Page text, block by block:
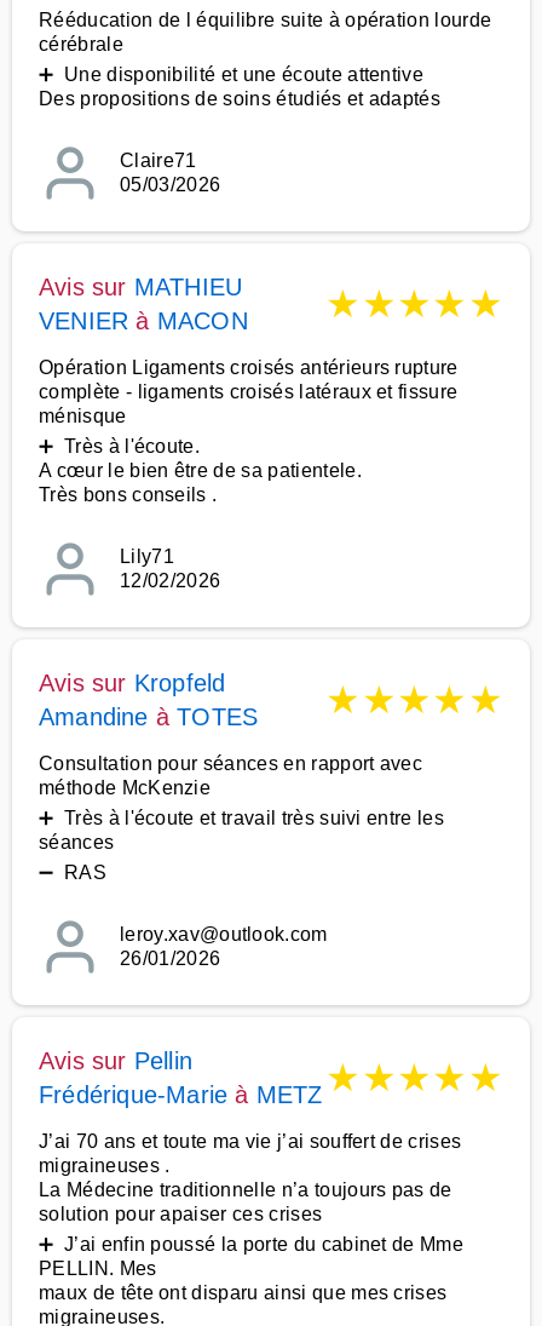
Rééducation de l équilibre suite à opération lourde
cérébrale
➕ Une disponibilité et une écoute attentive
Des propositions de soins étudiés et adaptés
Claire71
05/03/2026
Avis sur MATHIEU
VENIER à MACON ★★★★★
Opération Ligaments croisés antérieurs rupture
complète - ligaments croisés latéraux et fissure
ménisque
➕ Très à l'écoute.
A cœur le bien être de sa patientele.
Très bons conseils .
Lily71
12/02/2026
Avis sur Kropfeld
Amandine àTOTES ★★★★★
Consultation pour séances en rapport avec
méthode McKenzie
➕ Très à l'écoute et travail très suivi entre les
séances
➖ RAS
leroy.xav@outlook.com
26/01/2026
Avis sur Pellin
Frédérique-Marie à METZ ★★★★★
J’ai 70 ans et toute ma vie j’ai souffert de crises
migraineuses .
La Médecine traditionnelle n’a toujours pas de
solution pour apaiser ces crises
➕ J’ai enfin poussé la porte du cabinet de Mme
PELLIN. Mes
maux de tête ont disparu ainsi que mes crises
migraineuses.